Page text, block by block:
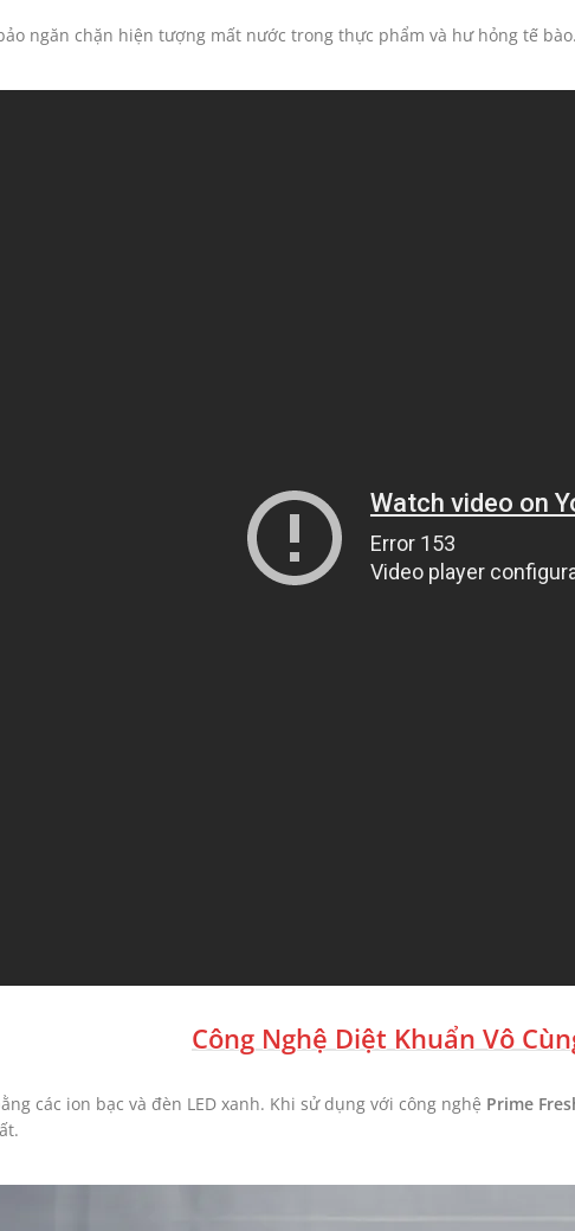
ngăn chặn hiện tượng mất nước trong thực phẩm và hư hỏng tế
Công Nghệ Diệt Khuẩn Vô
các ion bạc và đèn LED xanh. Khi sử dụng với công nghệ Prime